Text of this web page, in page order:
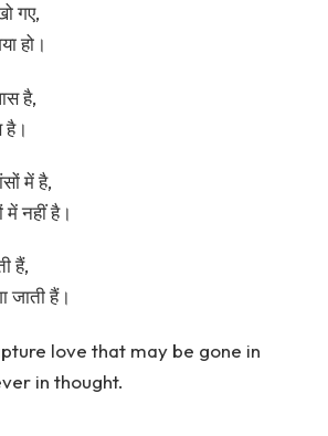
गए,
हो।
है,
है।
में है,
में नहीं है।
हैं,
जाती हैं।
love that may be gone in
in thought.